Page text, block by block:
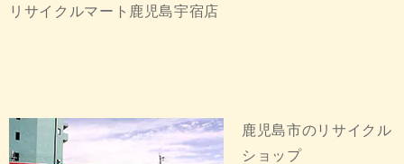
リサイクルマート鹿児島宇宿店
鹿児島市のリサイクル
ショップ